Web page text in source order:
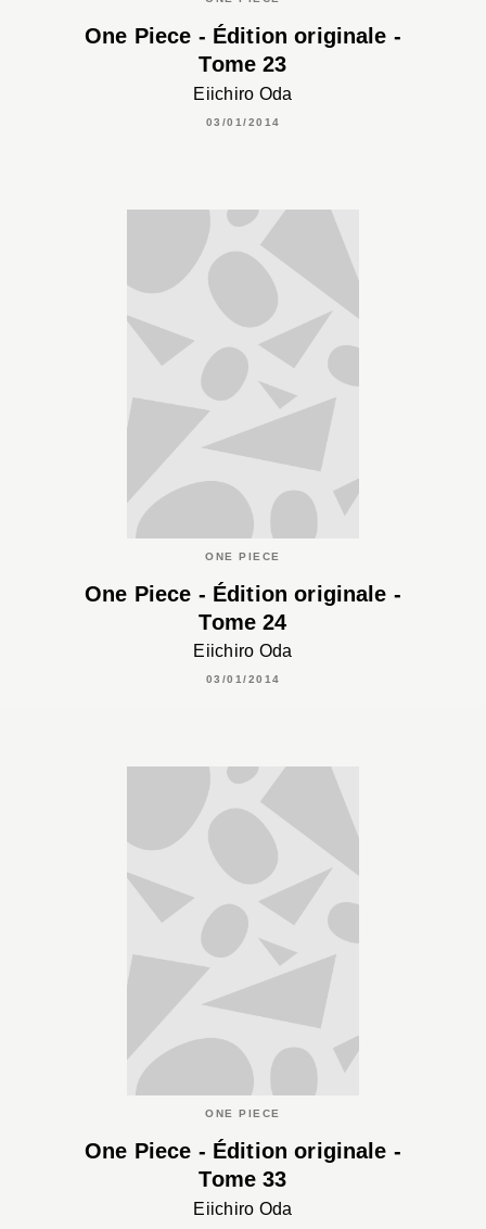
One Piece - Édition originale -
Tome 23
Eiichiro Oda
03/01/2014
ONE PIECE
One Piece - Édition originale -
Tome 24
Eiichiro Oda
03/01/2014
ONE PIECE
One Piece - Édition originale -
Tome 33
Eiichiro Oda